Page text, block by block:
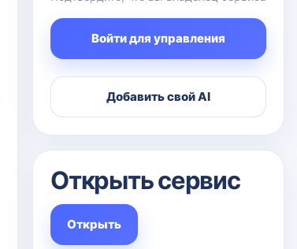
Войти для управления
Добавить свой AI
Открыть сервис
Открыть